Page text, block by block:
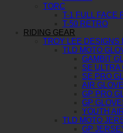
TORC
T-1 FULL FACE
T-50 RETRO
RIDING GEAR
TROY LEE DESIGNS
TLD MOTO
GAMBIT
SE ULTRA
SE PRO
AIR
GP PRO
GP
YOUTH
TLD MOTO
GP